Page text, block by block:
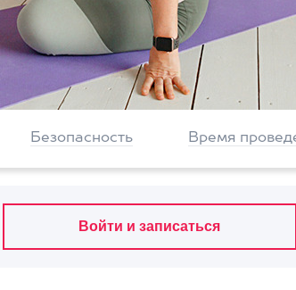
Безопасность Время